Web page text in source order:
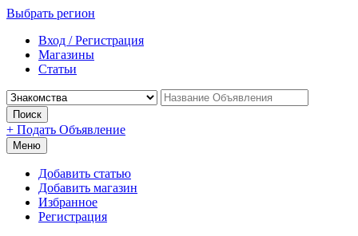
Выбрать регион
Вход / Регистрация
Магазины
Статьи
Поиск
+ Подать Объявление
Меню
Добавить статью
Добавить магазин
Избранное
Регистрация